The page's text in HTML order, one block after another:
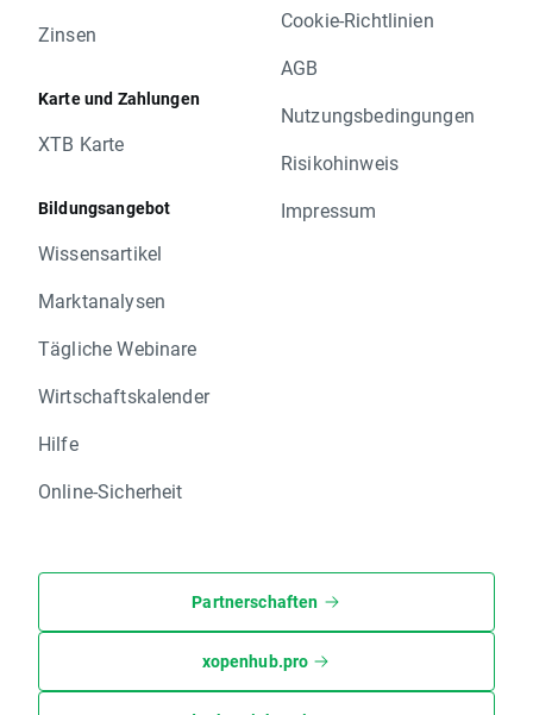
Zinsen
Karte und Zahlungen
XTB Karte
Bildungsangebot
Wissensartikel
Marktanalysen
Tägliche Webinare
Wirtschaftskalender
Hilfe
Online-Sicherheit
Cookie-Richtlinien
AGB
Nutzungsbedingungen
Risikohinweis
Impressum
Partnerschaften
xopenhub.pro